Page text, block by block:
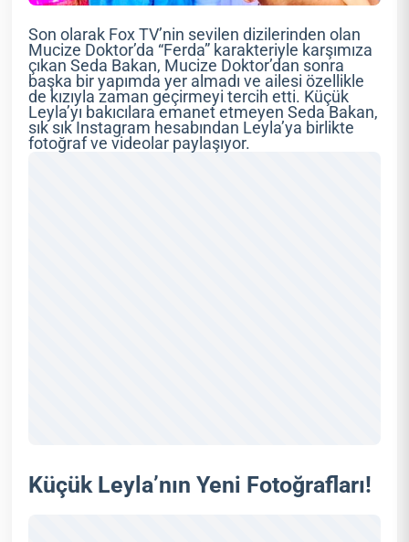
Son olarak Fox TV’nin sevilen dizilerinden olan
Mucize Doktor’da “Ferda” karakteriyle karşımıza
çıkan Seda Bakan, Mucize Doktor’dan sonra
başka bir yapımda yer almadı ve ailesi özellikle
de kızıyla zaman geçirmeyi tercih etti. Küçük
Leyla’yı bakıcılara emanet etmeyen Seda Bakan,
sık sık Instagram hesabından Leyla’ya birlikte
fotoğraf ve videolar paylaşıyor.
Küçük Leyla’nın Yeni Fotoğrafları!